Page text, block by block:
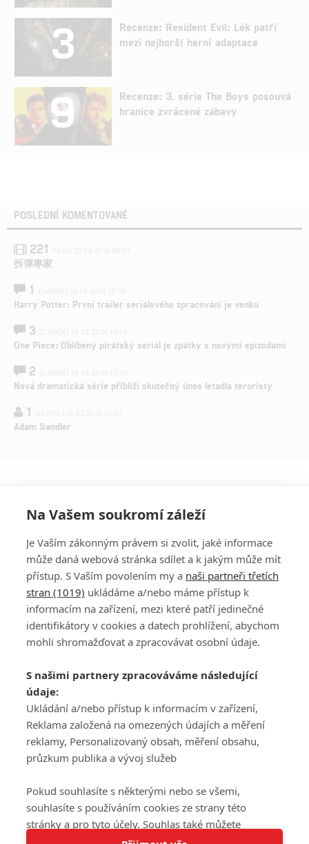
Tato stránka používá soubory cookies.
3
Recenze: Resident Evil: Lék patří
mezi nejhorší herní adaptace
9
Recenze: 3. série The Boys posouvá
hranice zvrácené zábavy
POSLEDNÍ KOMENTOVANÉ
221
拆彈專家
1
Harry Potter: První trailer seriálového zpracování je venku
3
One Piece: Oblíbený pirátský seriál je zpátky s novými epizodami
2
Nová dramatická série přiblíží skutečný únos letadla teroristy
1
Adam Sandler
PŘIHLÁSIT
REGISTROVAT
DISKUZE
Šéfredaktorkou webu jePetr Slavík, e-mailserialy@fandimefilmu.cz
Máte-li zájem o inzerci na našem webu napište nám na e-mail
studio@koncal.com
Ochrana osobních údajů|Zásady používání cookies |Pravidla webu
Upravit nastavení soukromí
Na Vašem soukromí záleží
Je Vaším zákonným právem si zvolit, jaké informace
může daná webová stránka sdílet a k jakým může mít
přístup. S Vaším povolením my a naši partneři třetích
stran (1019) ukládáme a/nebo máme přístup k
informacím na zařízení, mezi které patří jedinečné
identifikátory v cookies a datech prohlížení, abychom
mohli shromažďovat a zpracovávat osobní údaje.
S našimi partnery zpracováváme následující
údaje:
Ukládání a/nebo přístup k informacím v zařízení,
Reklama založená na omezených údajích a měření
reklamy, Personalizovaný obsah, měření obsahu,
průzkum publika a vývoj služeb
Pokud souhlasíte s některými nebo se všemi,
souhlasíte s používáním cookies ze strany této
stránky a pro tyto účely. Souhlas také můžete
odmítnout, ale v takovém případě vám na stránce